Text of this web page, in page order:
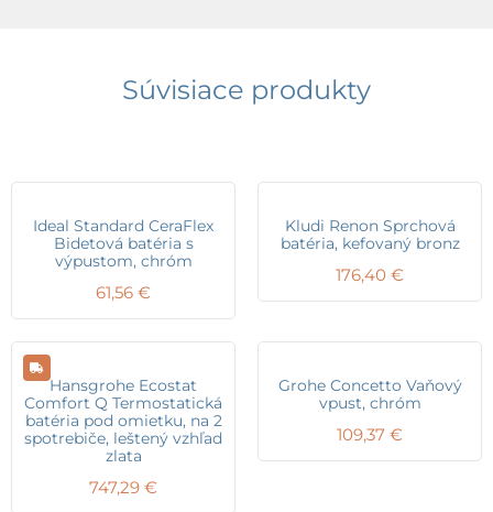
Súvisiace produkty
Ideal Standard CeraFlex
Bidetová batéria s
výpustom, chróm
61,56 €
Kludi Renon Sprchová
batéria, kefovaný bronz
176,40 €
Hansgrohe Ecostat
Comfort Q Termostatická
batéria pod omietku, na 2
spotrebiče, leštený vzhľad
zlata
747,29 €
Grohe Concetto Vaňový
vpust, chróm
109,37 €